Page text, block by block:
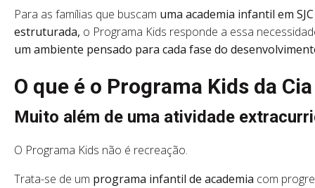
Para as famílias que buscam uma academia infantil em
estruturada, o Programa Kids responde a essa
um ambiente pensado para cada fase do
O que é o Programa Kids da
Muito além de uma atividade
O Programa Kids não é recreação.
Trata-se de um programa infantil de academia com